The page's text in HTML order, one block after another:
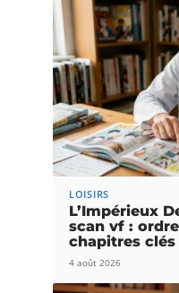
LOISIRS
L’Impérieux
scan vf :
chapitres clés
4 août 2026